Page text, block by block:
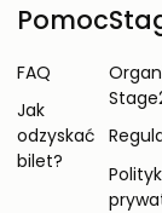
Pomoc
FAQ
Jak
odzyskać
bilet?